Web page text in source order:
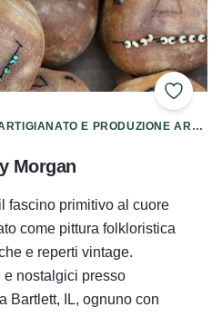
ARTIGIANATO E PRODUZIONE ARTIGIANALE
Morgan
fascino primitivo al cuore
come pittura folkloristica
e reperti vintage.
nostalgici presso
Bartlett, IL, ognuno con